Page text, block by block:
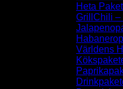
Heta
GrillChili –
Världens